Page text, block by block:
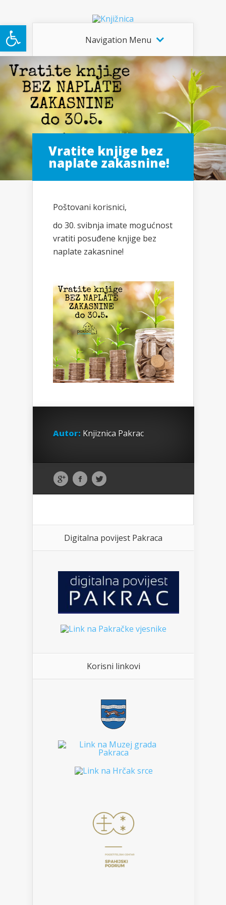
Open toolbar Navigation Menu
Vratite knjige bez
naplate zakasnine!
Poštovani korisnici,
do 30. svibnja imate mogućnost
vratiti posuđene knjige bez
naplate zakasnine!
Autor: Knjiznica Pakrac
Digitalna povijest Pakraca
Korisni linkovi